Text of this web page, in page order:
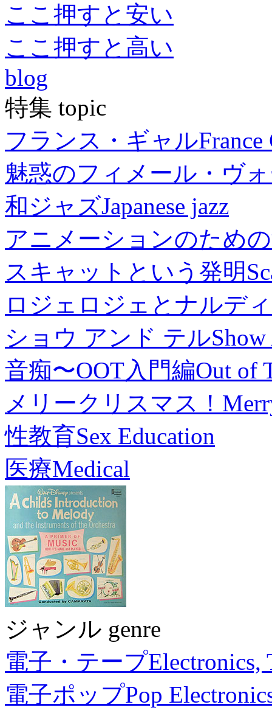
ここ押すと安い
ここ押すと高い
blog
特集 topic
フランス・ギャルFrance
魅惑のフィメール・ヴ
和ジャズJapanese jazz
アニメーションのため
スキャットという発明
ロジェロジェとナルデ
ショウ アンド テル
音痴〜OOT入門編Out of
メリークリスマス！
性教育Sex Education
医療Medical
ジャンル genre
電子・テープElectronics,
電子ポップPop